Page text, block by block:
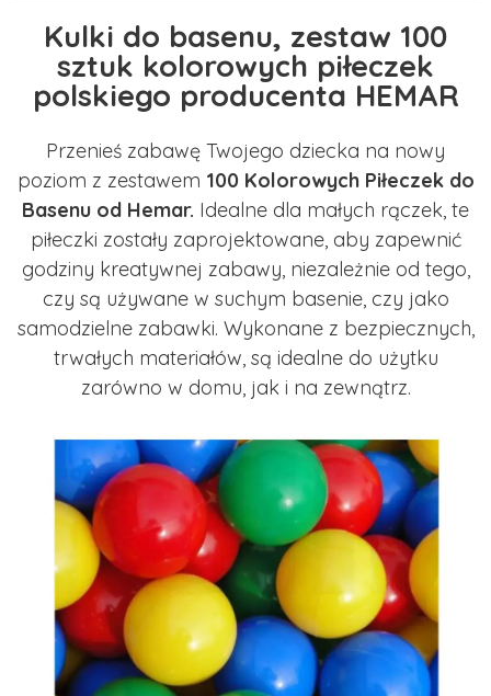
Kulki do basenu, zestaw 100
sztuk kolorowych piłeczek
polskiego producenta HEMAR
Przenieś zabawę Twojego dziecka na nowy
poziom z zestawem 100 Kolorowych Piłeczek do
Basenu od Hemar. Idealne dla małych rączek, te
piłeczki zostały zaprojektowane, aby zapewnić
godziny kreatywnej zabawy, niezależnie od tego,
czy są używane w suchym basenie, czy jako
samodzielne zabawki. Wykonane z bezpiecznych,
trwałych materiałów, są idealne do użytku
zarówno w domu, jak i na zewnątrz.